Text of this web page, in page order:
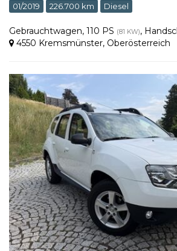
01/2019 226.700 km Diesel
Gebrauchtwagen, 110 PS (81 KW),
4550 Kremsmünster, Oberösterreich